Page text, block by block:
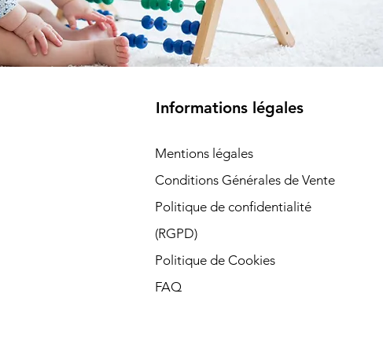
Informations légales
Mentions légales
Conditions Générales de Vente
Politique de confidentialité
(RGPD)​
Politique de Cookies
FAQ